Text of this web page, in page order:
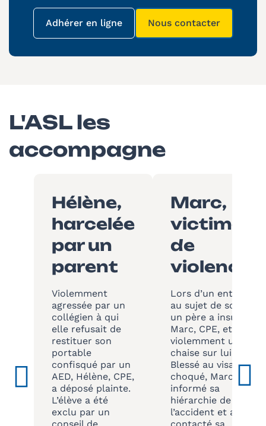
Adhérer en ligne(nouvelle fenêtre)Nous contacter
(nouvelle fenêtre)
L'ASL les
accompagne
Hélène,
harcelée
par un
parent
Violemment
agressée par un
collégien à qui
elle refusait de
restituer son
portable
confisqué par un
AED, Hélène, CPE,
a déposé plainte.
L’élève a été
exclu par un
conseil de
Marc,
victime
de
violences
Lors d’un entretien
au sujet de son fils,
un père a insulté
Marc, CPE, et a jeté
violemment une
chaise sur lui.
Blessé au visage et
choqué, Marc a
informé sa
hiérarchie de
l’accident et a
contacté sa